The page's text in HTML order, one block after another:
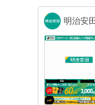
明治安田